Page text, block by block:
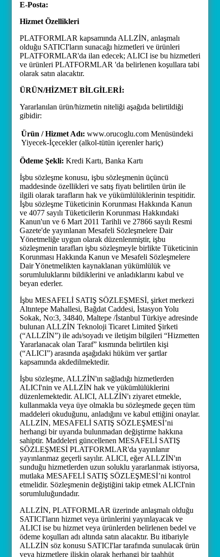
E-Posta:
Hizmet Özellikleri
PLATFORMLAR kapsamında ALLZİN, anlaşmalı
olduğu SATICI'ların sunacağı hizmetleri ve ürünleri
PLATFORMLAR'da ilan edecek; ALICI ise bu hizmetleri
ve ürünleri PLATFORMLAR 'da belirlenen koşullara tabi
olarak satın alacaktır.
ÜRÜN/HİZMET BİLGİLERİ:
Yararlanılan ürün/hizmetin niteliği aşağıda belirtildiği
gibidir:
Ürün / Hizmet Adı: www.orucoglu.com Menüsündeki
Yiyecek-İçecekler (alkol-tütün içerenler hariç)
Ödeme Şekli: Kredi Kartı, Banka Kartı
İşbu sözleşme konusu, işbu sözleşmenin üçüncü
maddesinde özellikleri ve satış fiyatı belirtilen ürün ile
ilgili olarak tarafların hak ve yükümlülüklerinin tespitidir.
İşbu sözleşme Tüketicinin Korunması Hakkında Kanun
ve 4077 sayılı Tüketicilerin Korunması Hakkındaki
Kanun'un ve 6 Mart 2011 Tarihli ve 27866 sayılı Resmi
Gazete'de yayınlanan Mesafeli Sözleşmelere Dair
Yönetmeliğe uygun olarak düzenlenmiştir, işbu
sözleşmenin tarafları işbu sözleşmeyle birlikte Tüketicinin
Korunması Hakkında Kanun ve Mesafeli Sözleşmelere
Dair Yönetmelikten kaynaklanan yükümlülük ve
sorumluluklarını bildiklerini ve anladıklarını kabul ve
beyan ederler.
İşbu MESAFELİ SATIŞ SÖZLEŞMESİ, şirket merkezi
Altıntepe Mahallesi, Bağdat Caddesi, İstasyon Yolu
Sokak, No:3, 34840, Maltepe /İstanbul Türkiye adresinde
bulunan ALLZİN Teknoloji Ticaret Limited Şirketi
(“ALLZİN”) ile adı/soyadı ve iletişim bilgileri “Hizmetten
Yararlanacak olan Taraf” kısmında belirtilen kişi
(“ALICI”) arasında aşağıdaki hüküm ver şartlar
kapsamında akdedilmektedir.
İşbu sözleşme, ALLZİN'ın sağladığı hizmetlerden
ALICI'nin ve ALLZİN hak ve yükümlülüklerini
düzenlemektedir. ALICI, ALLZİN'ı ziyaret etmekle,
kullanmakla veya üye olmakla bu sözleşmede geçen tüm
maddeleri okuduğunu, anladığını ve kabul ettiğini onaylar.
ALLZİN, MESAFELİ SATIŞ SÖZLEŞMESİ’ni
herhangi bir uyarıda bulunmadan değiştirme hakkına
sahiptir. Maddeleri güncellenen MESAFELİ SATIŞ
SÖZLEŞMESİ PLATFORMLAR'da yayınlanır
yayınlanmaz geçerli sayılır. ALICI, eğer ALLZİN'ın
sunduğu hizmetlerden uzun soluklu yararlanmak istiyorsa,
mutlaka MESAFELİ SATIŞ SÖZLEŞMESİ’ni kontrol
etmelidir. Sözleşmenin değiştiğini takip etmek ALICI'nin
sorumluluğundadır.
ALLZİN, PLATFORMLAR üzerinde anlaşmalı olduğu
SATICI'ların hizmet veya ürünlerini yayınlayacak ve
ALICI ise bu hizmet veya ürünlerden belirlenen bedel ve
ödeme koşulları adı altında satın alacaktır. Bu itibariyle
ALLZİN söz konusu SATICI'lar tarafında sunulacak ürün
veya hizmetlere ilişkin olarak herhangi bir taahhüt